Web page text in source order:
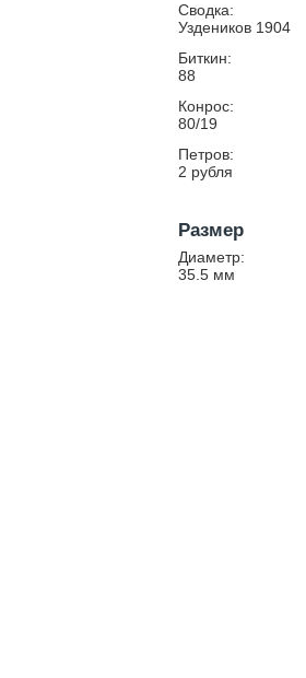
Сводка:
Уздеников 1904
Биткин:
88
Конрос:
80/19
Петров:
2 рубля
Размер
Диаметр:
35.5 мм